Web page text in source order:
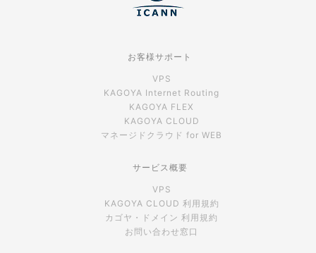
お客様サポート
VPS
KAGOYA Internet Routing
KAGOYA FLEX
KAGOYA CLOUD
マネージドクラウド for WEB
サービス概要
VPS
KAGOYA CLOUD 利用規約
カゴヤ・ドメイン 利用規約
お問い合わせ窓口